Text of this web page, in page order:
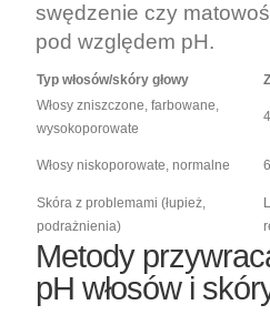
swędzenie czy
pod względem pH.
Typ włosów/skóry głowy
Włosy zniszczone, farbowane,
wysokoporowate
Włosy niskoporowate, normalne
Skóra z problemami (łupież,
podrażnienia)
Metody
pH włosów i